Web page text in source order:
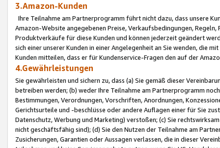
3.Amazon-Kunden
Ihre Teilnahme am Partnerprogramm führt nicht dazu, dass unsere
Amazon-Website angegebenen Preise, Verkaufsbedingungen,
Produktverkäufe für diese Kunden und können jederzeit geändert
sich einer unserer Kunden in einer Angelegenheit an Sie wenden, die
Kunden mitteilen, dass er für Kundenservice-Fragen den auf der
4.Gewährleistungen
Sie gewährleisten und sichern zu, dass (a) Sie gemäß dieser
betreiben werden; (b) weder Ihre Teilnahme am Partnerprogramm
Bestimmungen, Verordnungen, Vorschriften, Anordnungen,
Gerichtsurteile und -beschlüsse oder andere Auflagen einer für Sie
Datenschutz, Werbung und Marketing) verstoßen; (c) Sie
nicht geschäftsfähig sind); (d) Sie den Nutzen der Teilnahme am
Zusicherungen, Garantien oder Aussagen verlassen, die in dieser